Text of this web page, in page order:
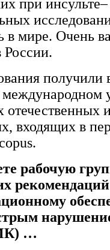
при
в мире. Очень
России.
отечественных
входящих в
рабочую
…